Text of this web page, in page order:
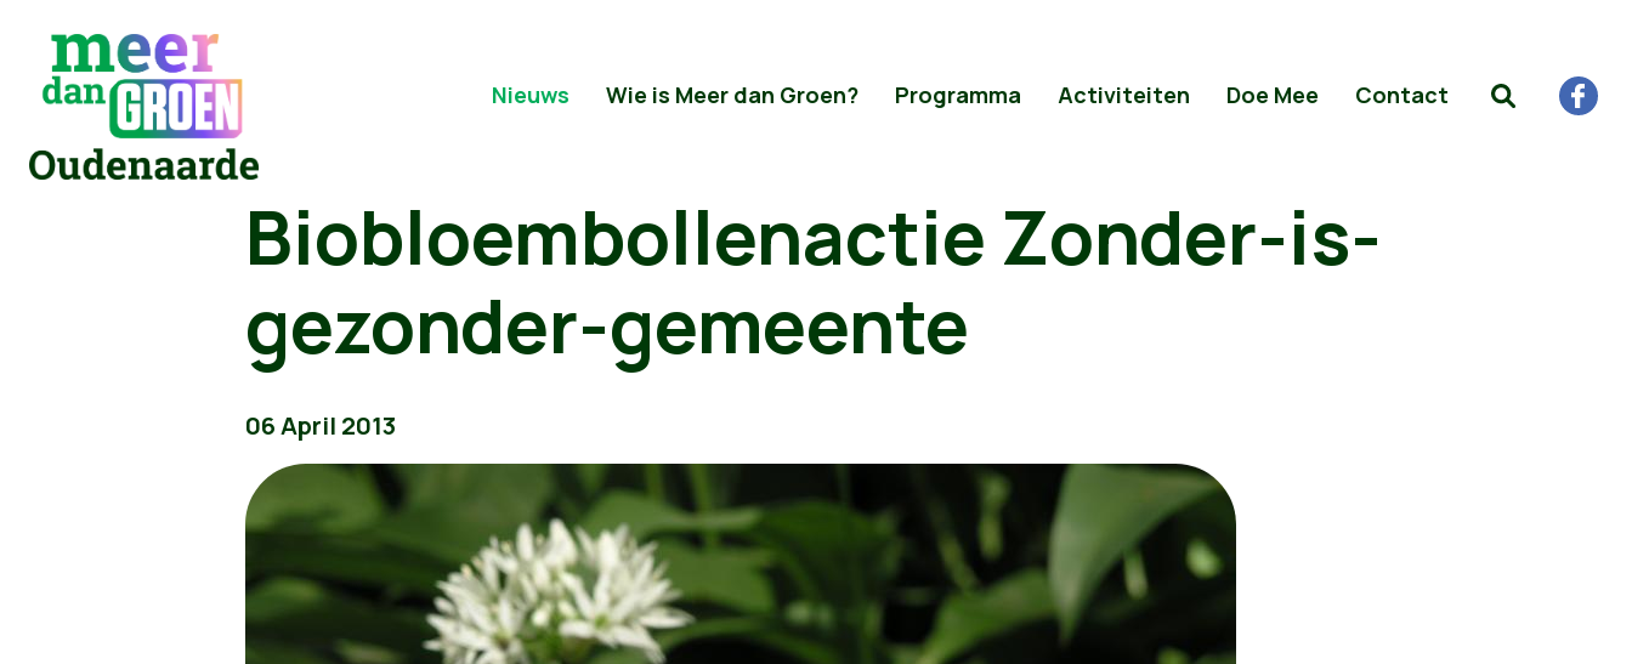
Nieuws Wie is Meer dan Groen? Programma Activiteiten Doe Mee Contact
Biobloembollenactie Zonder-is-
gezonder-gemeente
06 April 2013